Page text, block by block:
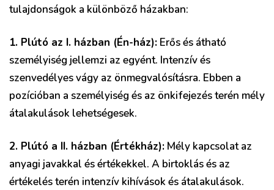
tulajdonságok a különböző házakban:
1. Plútó az I. házban (Én-ház): Erős és átható
személyiség jellemzi az egyént. Intenzív és
szenvedélyes vágy az önmegvalósításra. Ebben a
pozícióban a személyiség és az önkifejezés terén mély
átalakulások lehetségesek.
2. Plútó a II. házban (Értékház): Mély kapcsolat az
anyagi javakkal és értékekkel. A birtoklás és az
értékelés terén intenzív kihívások és átalakulások.